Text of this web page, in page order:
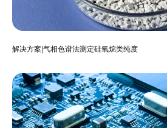
解决方案|气相色谱法测定硅氧烷类纯度